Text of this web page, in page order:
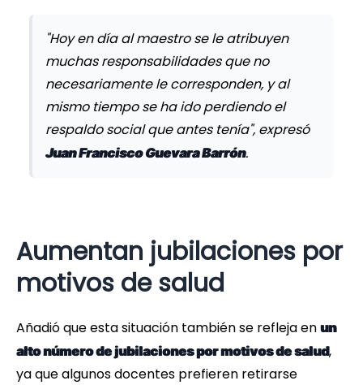
"Hoy en día al maestro se le atribuyen
muchas responsabilidades que no
necesariamente le corresponden, y al
mismo tiempo se ha ido perdiendo el
respaldo social que antes tenía", expresó
Juan Francisco Guevara Barrón.
Aumentan jubilaciones por
motivos de salud
Añadió que esta situación también se refleja en un
alto número de jubilaciones por motivos de salud,
ya que algunos docentes prefieren retirarse